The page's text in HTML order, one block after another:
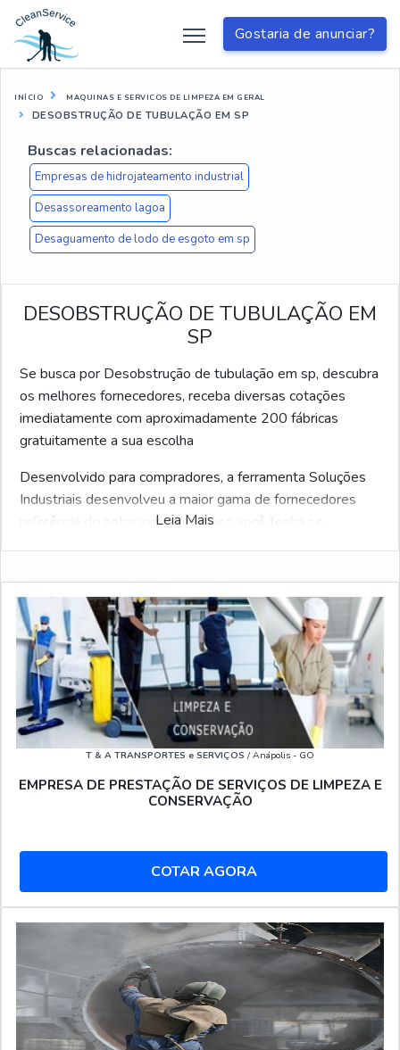
Gostaria de anunciar?
INÍCIO MAQUINAS E SERVICOS DE LIMPEZA EM GERAL
DESOBSTRUÇÃO DE TUBULAÇÃO EM SP
Buscas relacionadas:
Empresas de hidrojateamento industrial
Desassoreamento lagoa
Desaguamento de lodo de esgoto em sp
DESOBSTRUÇÃO DE TUBULAÇÃO EM
SP
Se busca por Desobstrução de tubulação em sp, descubra
os melhores fornecedores, receba diversas cotações
imediatamente com aproximadamente 200 fábricas
gratuitamente a sua escolha
Desenvolvido para compradores, a ferramenta Soluções
Industriais desenvolveu a maior gama de fornecedores
referência do setor industrial. Caso você tenha se
fornecedores logo a seguir:
Veja também:Limpeza de Fossa|Limpeza de Caixa
D'água| Hidrojateamento
Hidrojateamento de Alta
Pressão
Serviço de Limpeza Terceirizado.
Leia Mais
T & A TRANSPORTES e SERVIÇOS / Anápolis - GO
EMPRESA DE PRESTAÇÃO DE SERVIÇOS DE LIMPEZA E
CONSERVAÇÃO
COTAR AGORA